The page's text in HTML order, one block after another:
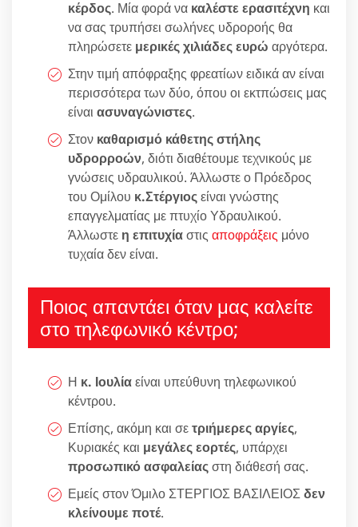
κέρδος. Μία φορά να καλέστε ερασιτέχνη και
να σας τρυπήσει σωλήνες υδροροής θα
πληρώσετε μερικές χιλιάδες ευρώ αργότερα.
Στην τιμή απόφραξης φρεατίων ειδικά αν είναι
περισσότερα των δύο, όπου οι εκτπώσεις μας
είναι ασυναγώνιστες.
Στον καθαρισμό κάθετης στήλης
υδρορροών, διότι διαθέτουμε τεχνικούς με
γνώσεις υδραυλικού. Άλλωστε ο Πρόεδρος
του Ομίλου κ.Στέργιοςείναι γνώστης
επαγγελματίας με πτυχίο Υδραυλικού.
Άλλωστε η επιτυχίαστις αποφράξεις μόνο
τυχαία δεν είναι.
Ποιος απαντάει όταν μας καλείτε
στο τηλεφωνικό κέντρο;
Η κ. Ιουλίαείναι υπεύθυνη τηλεφωνικού
κέντρου.
Επίσης, ακόμη και σετριήμερες αργίες,
Κυριακές και μεγάλες εορτές, υπάρχει
προσωπικό ασφαλείαςστη διάθεσή σας.
Εμείς στον Όμιλο ΣΤΕΡΓΙΟΣ ΒΑΣΙΛΕΙΟΣδεν
κλείνουμε ποτέ.